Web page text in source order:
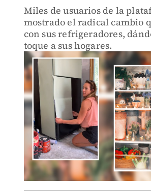
Miles de usuarios de la
mostrado el radical cambio
con sus refrigeradores,
toque a sus hogares.